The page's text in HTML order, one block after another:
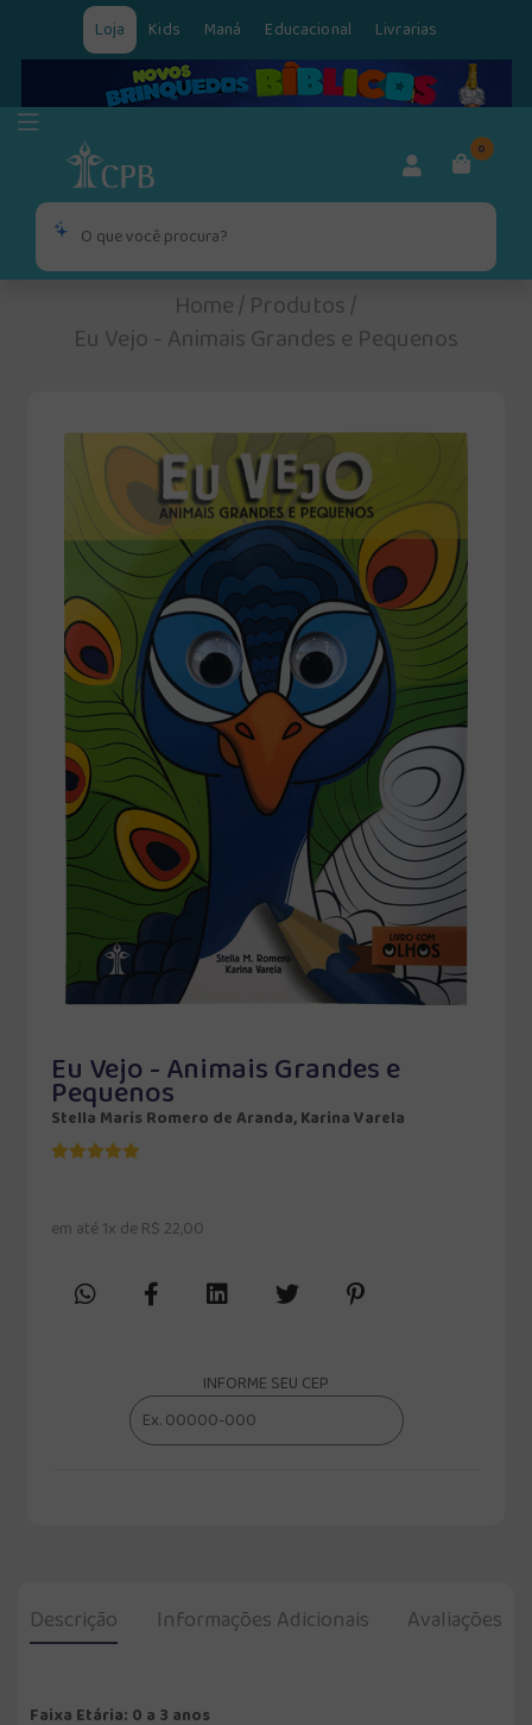
Loja Kids Maná Educacional Livrarias
0
Home/Produtos/
Eu Vejo - Animais Grandes e Pequenos
Eu Vejo - Animais Grandes e
Pequenos
Stella Maris Romero de Aranda, Karina Varela
em até 1x de R$ 22,00
INFORME SEU CEP
Descrição Informações Adicionais Avaliações
Faixa Etária: 0 a 3 anos